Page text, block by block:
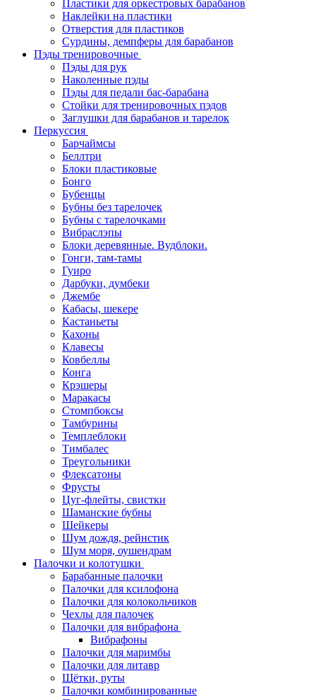
Пластики для оркестровых барабанов
Наклейки на пластики
Отверстия для пластиков
Сурдины, демпферы для барабанов
Пэды тренировочные
Пэды для рук
Наколенные пэды
Пэды для педали бас-барабана
Стойки для тренировочных пэдов
Заглушки для барабанов и тарелок
Перкуссия
Барчаймсы
Беллтри
Блоки пластиковые
Бонго
Бубенцы
Бубны без тарелочек
Бубны с тарелочками
Вибраслэпы
Блоки деревянные. Вудблоки.
Гонги, там-тамы
Гуиро
Дарбуки, думбеки
Джембе
Кабасы, шекере
Кастаньеты
Кахоны
Клавесы
Ковбеллы
Конга
Крэшеры
Маракасы
Стомпбоксы
Тамбурины
Темплеблоки
Тимбалес
Треугольники
Флексатоны
Фрусты
Цуг-флейты, свистки
Шаманские бубны
Шейкеры
Шум дождя, рейнстик
Шум моря, оушендрам
Палочки и колотушки
Барабанные палочки
Палочки для ксилофона
Палочки для колокольчиков
Чехлы для палочек
Палочки для вибрафона
Вибрафоны
Палочки для маримбы
Палочки для литавр
Щётки, руты
Палочки комбинированные